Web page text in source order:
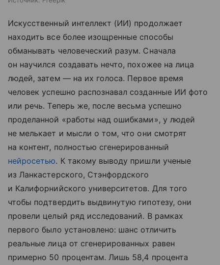
Искусственный интеллект (ИИ) продолжает
находить все более изощренные способы
обманывать человеческий разум. Сначала
он научился создавать нечто, похожее на лица
людей, затем — на их голоса. Первое время
человек успешно распознавал созданные ИИ фото
или речь. Теперь же, после весьма успешно
проделанной «работы над ошибками», у людей
не мелькает и мысли о том, что они смотрят
на контент, полностью сгенерированный
нейросетью. К такому выводу пришли ученые
из Ланкастерского, Стэнфордского
и Калифорнийского университетов. Для того
чтобы подтвердить выдвинутую гипотезу, они
провели целый ряд исследований. В рамках
первого было установлено: шанс отличить
реальные лица от сгенерированных равен
примерно 50 процентам. Лишь 58,4 процента